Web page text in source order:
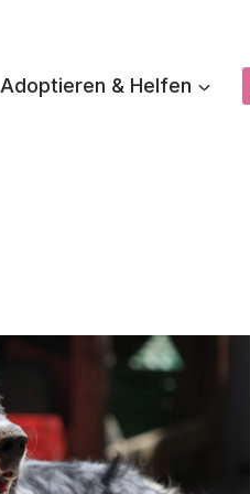
Adoptieren & Helfen